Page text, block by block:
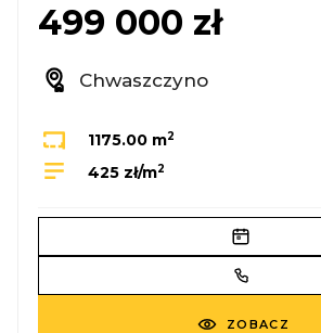
499 000 zł
Chwaszczyno
1175.00 m2
425 zł/m2
ZOBACZ